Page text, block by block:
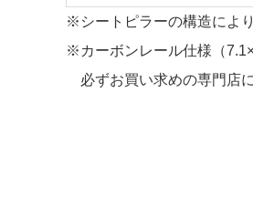
※シートピラーの構造によ
※カーボンレール仕様（
必ずお買い求めの専門店